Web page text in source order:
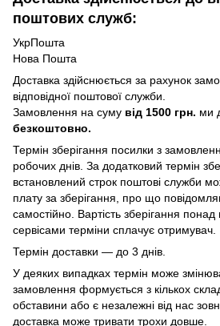
поштових служб:
УкрПошта
Нова Пошта
Доставка здійснюється за рахунок
відповідної поштової служби.
Замовлення на суму від 1500 грн. ми
безкоштовно.
Термін зберігання посилки з
робочих днів. За додатковий термін
встановлений строк поштові служби
плату за зберігання, про що
самостійно. Вартість зберігання
сервісами терміни сплачує отримувач.
Термін доставки — до 3 днів.
У деяких випадках термін може
замовлення формується з кількох
обставини або є незалежні від нас
доставка може тривати трохи довше.